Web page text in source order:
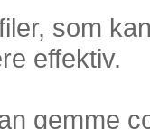
som
effektiv.
gemme